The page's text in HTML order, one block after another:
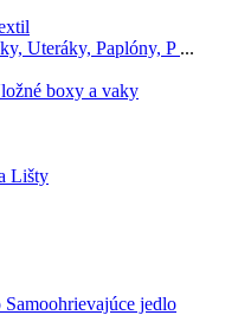
Uteráky, Paplóny, P ...
boxy a vaky
Lišty
Samoohrievajúce jedlo